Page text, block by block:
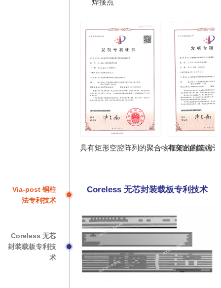
焊接点
具有矩形空腔阵列的聚合物框架的制造方法
有突出的銅端
Via-post 铜柱
法专利技术
Coreless 无芯
封装载板专利技
术
Coreless 无芯封装载板专利技术